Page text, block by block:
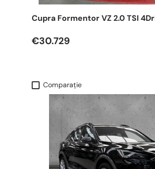
Cupra Formentor VZ 2.0 TSI
€30.729
Comparaţie